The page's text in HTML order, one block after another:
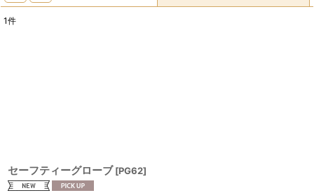
1件
セーフティーグローブ [PG62]